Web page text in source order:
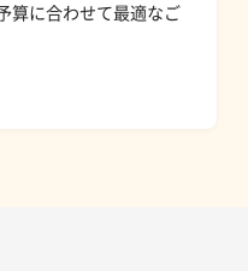
算に合わせて最適なご